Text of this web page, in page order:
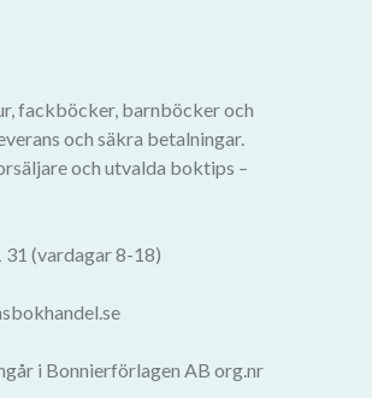
fackböcker, barnböcker och
och säkra betalningar.
och utvalda boktips –
(vardagar 8-18)
i Bonnierförlagen AB org.nr